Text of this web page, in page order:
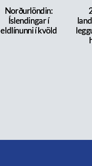
Norðurlöndin:
Íslendingar í
eldlínunni í kvöld